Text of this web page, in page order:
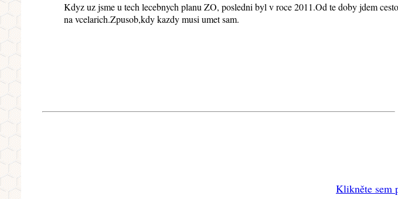
Kdyz uz jsme u tech lecebnych planu ZO, posledni byl v roce 2011.Od te doby jdem
na vcelarich.Zpusob,kdy kazdy musi umet sam.
Klikněte sem